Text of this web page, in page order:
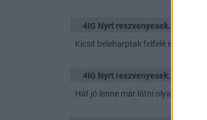
4IG Nyrt reszvenyesek.
Kicsit beleharptak felfelé is r 1684
4IG Nyrt reszvenyesek.
Hát jó lenne már látni olyat is ennyi